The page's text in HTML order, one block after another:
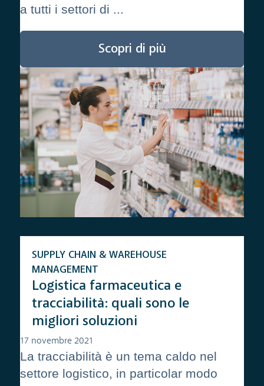
a tutti i settori di ...
Scopri di più
Logistica farmaceutica e
tracciabilità: quali sono le
migliori soluzioni
SUPPLY CHAIN & WAREHOUSE
MANAGEMENT
17 novembre 2021
La tracciabilità è un tema caldo nel
settore logistico, in particolar modo